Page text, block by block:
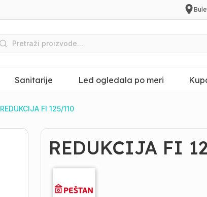
Sanitarije Led ogledala po meri
REDUKCIJA FI 125/110
REDUKCIJA FI